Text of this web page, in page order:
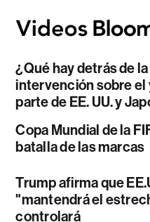
¿Qué hay detrás de
intervención sobre el
parte de EE. UU. y
Copa Mundial de la
batalla de las marcas
Trump afirma que
"mantendrá el
controlará